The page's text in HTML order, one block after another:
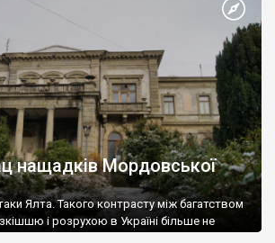
нащадків Мордовської
Ялта. Такого контрасту між багатством
і розрухою в Україні більше не